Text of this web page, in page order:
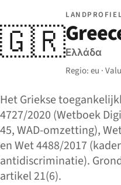
🇬🇷
LANDPROFIEL
Ελλάδα
Regio: eu ·
Het Griekse
4727/2020 (Wetboek
45, WAD-omzetting),
en Wet 4488/2017
antidiscriminatie).
artikel 21(6).